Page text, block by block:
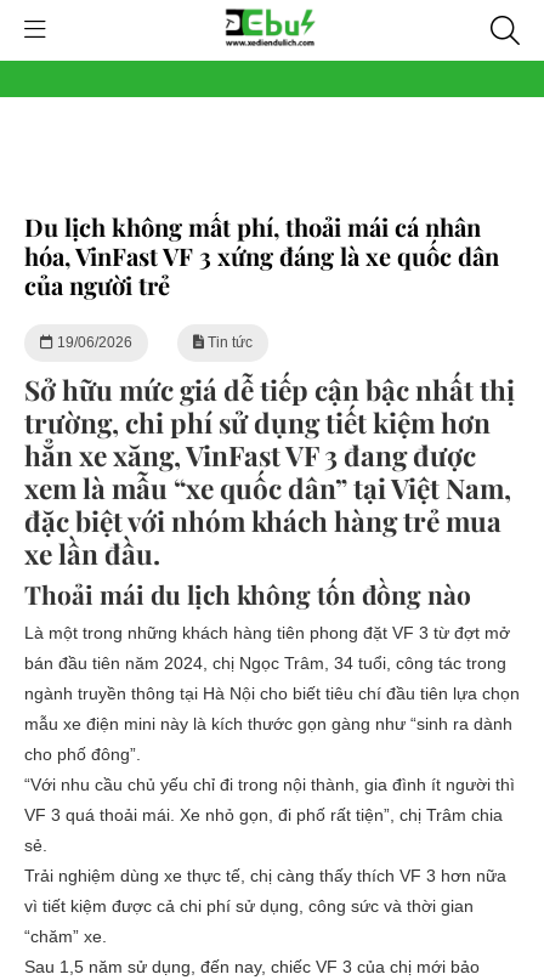
Du lịch không mất phí, thoải mái cá nhân
hóa, VinFast VF 3 xứng đáng là xe quốc dân
của người trẻ
19/06/2026 Tin tức
Sở hữu mức giá dễ tiếp cận bậc nhất thị
trường, chi phí sử dụng tiết kiệm hơn
hẳn xe xăng, VinFast VF 3 đang được
xem là mẫu “xe quốc dân” tại Việt Nam,
đặc biệt với nhóm khách hàng trẻ mua
xe lần đầu.
Thoải mái du lịch không tốn đồng nào
Là một trong những khách hàng tiên phong đặt VF 3 từ đợt mở
bán đầu tiên năm 2024, chị Ngọc Trâm, 34 tuổi, công tác trong
ngành truyền thông tại Hà Nội cho biết tiêu chí đầu tiên lựa chọn
mẫu xe điện mini này là kích thước gọn gàng như “sinh ra dành
cho phố đông”.
“Với nhu cầu chủ yếu chỉ đi trong nội thành, gia đình ít người thì
VF 3 quá thoải mái. Xe nhỏ gọn, đi phố rất tiện”, chị Trâm chia
sẻ.
Trải nghiệm dùng xe thực tế, chị càng thấy thích VF 3 hơn nữa
vì tiết kiệm được cả chi phí sử dụng, công sức và thời gian
“chăm” xe.
Sau 1,5 năm sử dụng, đến nay, chiếc VF 3 của chị mới bảo